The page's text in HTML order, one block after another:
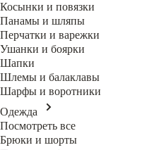
Косынки и повязки
Панамы и шляпы
Перчатки и варежки
Ушанки и боярки
Шапки
Шлемы и балаклавы
Шарфы и воротники
Одежда
Посмотреть все
Брюки и шорты